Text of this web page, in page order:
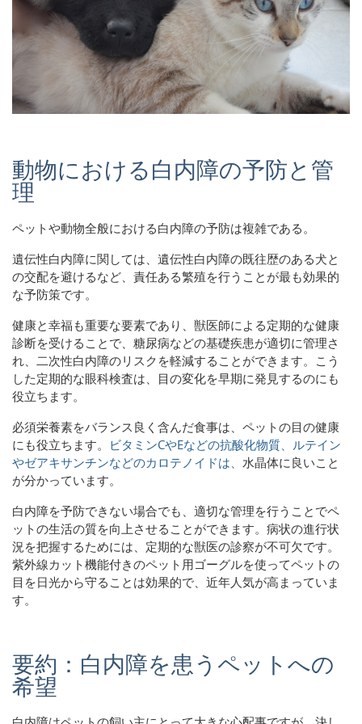
動物における白内障の予防と管
理
ペットや動物全般における白内障の予防は複雑である。
遺伝性白内障に関しては、遺伝性白内障の既往歴のある犬と
の交配を避けるなど、責任ある繁殖を行うことが最も効果的
な予防策です。
健康と幸福も重要な要素であり、獣医師による定期的な健康
診断を受けることで、糖尿病などの基礎疾患が適切に管理さ
れ、二次性白内障のリスクを軽減することができます。こう
した定期的な眼科検査は、目の変化を早期に発見するのにも
役立ちます。
必須栄養素をバランス良く含んだ食事は、ペットの目の健康
にも役立ちます。 ビタミンCやEなどの抗酸化物質、ルテイン
やゼアキサンチンなどのカロテノイドは、 水晶体に良いこと
が分かっています。
白内障を予防できない場合でも、適切な管理を行うことでペ
ットの生活の質を向上させることができます。病状の進行状
況を把握するためには、定期的な獣医の診察が不可欠です。
紫外線カット機能付きのペット用ゴーグルを使ってペットの
目を日光から守ることは効果的で、近年人気が高まっていま
す。
要約：白内障を患うペットへの
希望